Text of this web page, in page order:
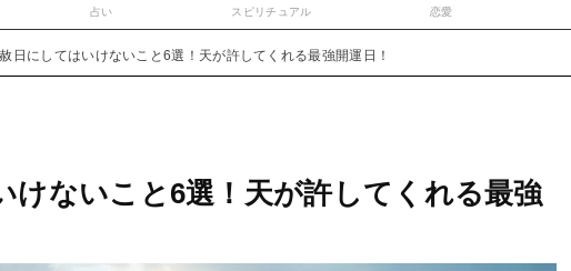
占い スピリチュアル 恋愛
日にしてはいけないこと6選！天が許してくれる最強開運日！
けないこと6選！天が許してくれる最強